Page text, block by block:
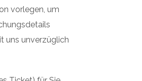
vorlegen, um
uns unverzüglich